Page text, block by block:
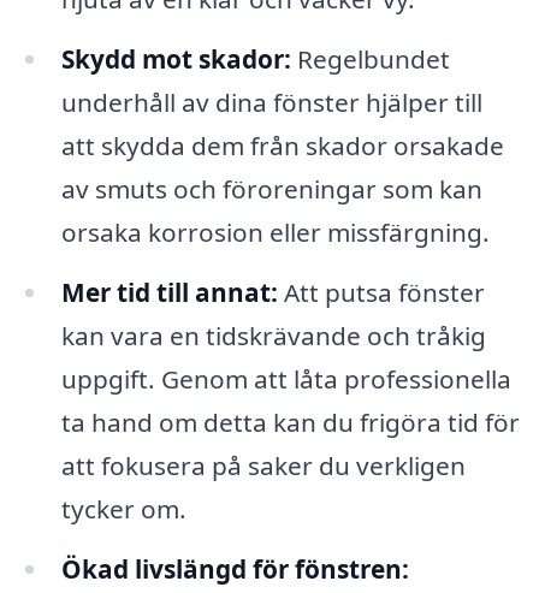
Skydd mot skador: Regelbundet
underhåll av dina fönster hjälper till
att skydda dem från skador orsakade
av smuts och föroreningar som kan
orsaka korrosion eller missfärgning.
Mer tid till annat: Att putsa fönster
kan vara en tidskrävande och tråkig
uppgift. Genom att låta professionella
ta hand om detta kan du frigöra tid för
att fokusera på saker du verkligen
tycker om.
Ökad livslängd för fönstren: